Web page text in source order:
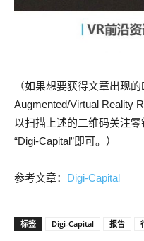
（如果想要获得文章出现
Augmented/Virtual Reality
以扫描上述的二维码关注
“Digi-Capital”即可。）
参考文章： Digi-Capital
标签 Digi-Capital 报告